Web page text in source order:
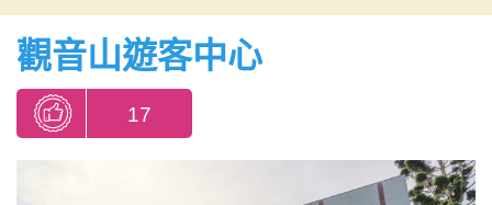
觀音山遊客中心
17